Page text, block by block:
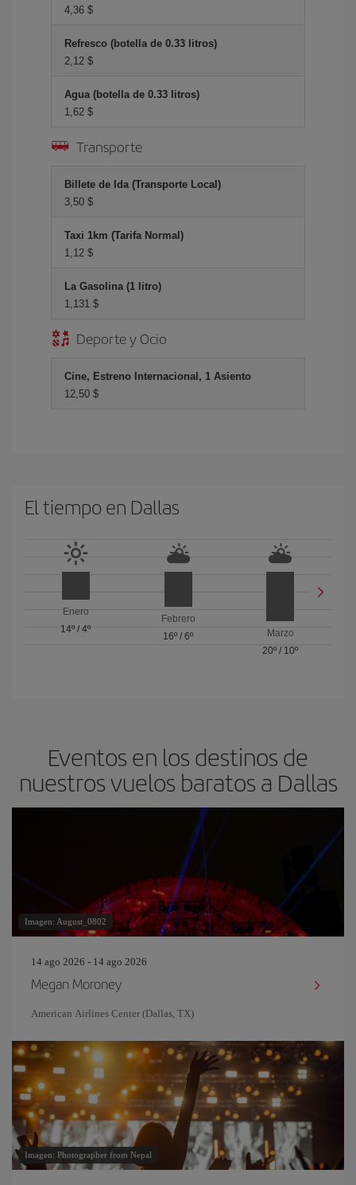
4,36 $
Refresco (botella de 0.33 litros)
2,12 $
Agua (botella de 0.33 litros)
1,62 $
Transporte
Billete de Ida (Transporte Local)
3,50 $
Taxi 1km (Tarifa Normal)
1,12 $
La Gasolina (1 litro)
1,131 $
Deporte y Ocio
Cine, Estreno Internacional, 1 Asiento
12,50 $
El tiempo en Dallas
Enero
14º/4º
Febrero
16º / 6º
Marzo
20º / 10º
Eventos en los destinos de
nuestros vuelos baratos a Dallas
Imagen: August_0802
14 ago 2026 - 14 ago 2026
Megan Moroney
American Airlines Center (Dallas, TX)
Imagen: Photographer from Nepal